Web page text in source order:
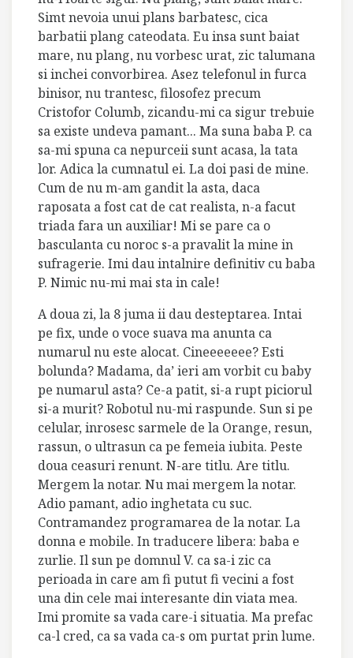
Simt nevoia unui plans barbatesc, cica
barbatii plang cateodata. Eu insa sunt baiat
mare, nu plang, nu vorbesc urat, zic talumana
si inchei convorbirea. Asez telefonul in furca
binisor, nu trantesc, filosofez precum
Cristofor Columb, zicandu-mi ca sigur trebuie
sa existe undeva pamant... Ma suna baba P. ca
sa-mi spuna ca nepurceii sunt acasa, la tata
lor. Adica la cumnatul ei. La doi pasi de mine.
Cum de nu m-am gandit la asta, daca
raposata a fost cat de cat realista, n-a facut
triada fara un auxiliar! Mi se pare ca o
basculanta cu noroc s-a pravalit la mine in
sufragerie. Imi dau intalnire definitiv cu baba
P. Nimic nu-mi mai sta in cale!
A doua zi, la 8 juma ii dau desteptarea. Intai
pe fix, unde o voce suava ma anunta ca
numarul nu este alocat. Cineeeeeee? Esti
bolunda? Madama, da’ ieri am vorbit cu baby
pe numarul asta? Ce-a patit, si-a rupt piciorul
si-a murit? Robotul nu-mi raspunde. Sun si pe
celular, inrosesc sarmele de la Orange, resun,
rassun, o ultrasun ca pe femeia iubita. Peste
doua ceasuri renunt. N-are titlu. Are titlu.
Mergem la notar. Nu mai mergem la notar.
Adio pamant, adio inghetata cu suc.
Contramandez programarea de la notar. La
donna e mobile. In traducere libera: baba e
zurlie. Il sun pe domnul V. ca sa-i zic ca
perioada in care am fi putut fi vecini a fost
una din cele mai interesante din viata mea.
Imi promite sa vada care-i situatia. Ma prefac
ca-l cred, ca sa vada ca-s om purtat prin lume.